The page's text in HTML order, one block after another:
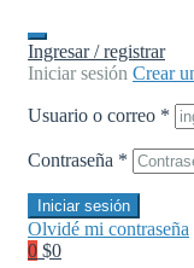
Ingresar / registrar
Iniciar sesión Crear
Usuario o correo *
Contraseña *
Iniciar sesión
Olvidé mi contraseña
0 $0